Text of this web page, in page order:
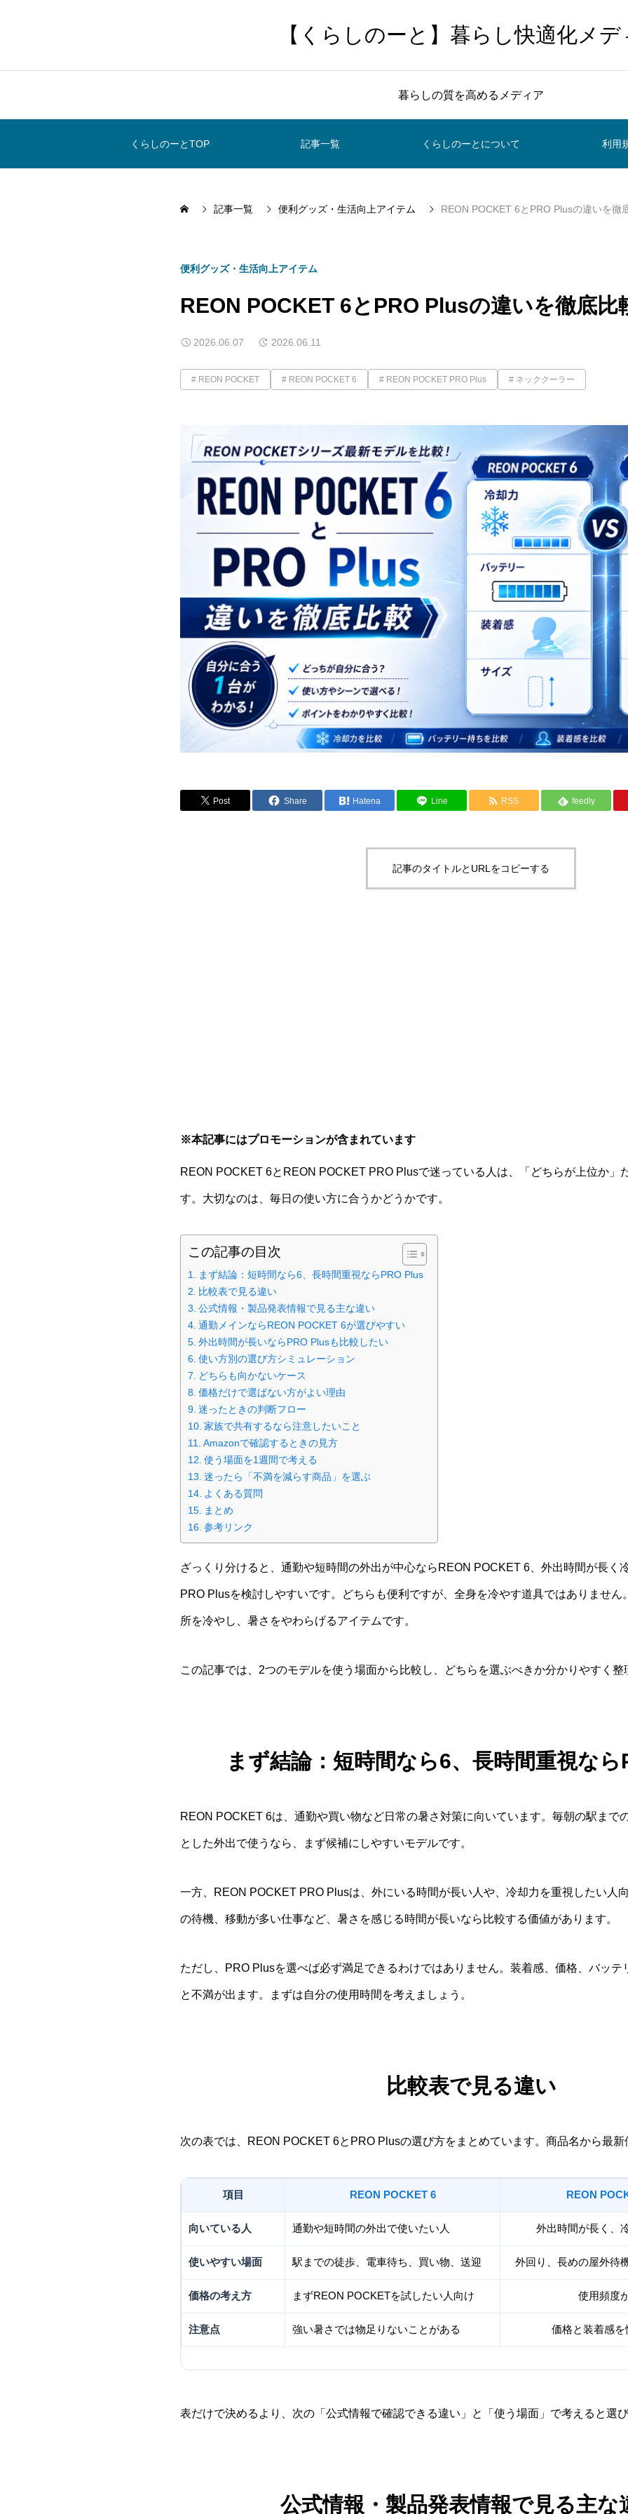
【くらしのーと】暮らし快適化メデ
暮らしの質を高めるメディア
くらしのーとTOP 記事一覧 くらしのーとについて 利用
記事一覧 便利グッズ・生活向上アイテム REON POCKET 6とPRO Plusの違いを徹
便利グッズ・生活向上アイテム
REON POCKET 6とPRO Plusの違いを徹底比
2026.06.07 2026.06.11
REON POCKET REON POCKET 6 REON POCKET PRO Plus ネッククーラー
Post Share Hatena Line RSS feedly
記事のタイトルとURLをコピーする
※本記事にはプロモーションが含まれています
REON POCKET 6とREON POCKET PRO Plusで迷っている人は、「どちらが上位か」
す。大切なのは、毎日の使い方に合うかどうかです。
この記事の目次
まず結論：短時間なら6、長時間重視ならPRO Plus
比較表で見る違い
公式情報・製品発表情報で見る主な違い
通勤メインならREON POCKET 6が選びやすい
外出時間が長いならPRO Plusも比較したい
使い方別の選び方シミュレーション
どちらも向かないケース
価格だけで選ばない方がよい理由
迷ったときの判断フロー
家族で共有するなら注意したいこと
Amazonで確認するときの見方
使う場面を1週間で考える
迷ったら「不満を減らす商品」を選ぶ
よくある質問
まとめ
参考リンク
ざっくり分けると、通勤や短時間の外出が中心ならREON POCKET 6、外出時間が長く
PRO Plusを検討しやすいです。どちらも便利ですが、全身を冷やす道具ではありません
所を冷やし、暑さをやわらげるアイテムです。
この記事では、2つのモデルを使う場面から比較し、どちらを選ぶべきか分かりやすく整
まず結論：短時間なら6、長時間重視な
REON POCKET 6は、通勤や買い物など日常の暑さ対策に向いています。毎朝の駅まで
とした外出で使うなら、まず候補にしやすいモデルです。
一方、REON POCKET PRO Plusは、外にいる時間が長い人や、冷却力を重視したい人
の待機、移動が多い仕事など、暑さを感じる時間が長いなら比較する価値があります。
ただし、PRO Plusを選べば必ず満足できるわけではありません。装着感、価格、バッテ
と不満が出ます。まずは自分の使用時間を考えましょう。
比較表で見る違い
次の表では、REON POCKET 6とPRO Plusの選び方をまとめています。商品名から最新
項目 REON POCKET 6 REON
向いている人 通勤や短時間の外出で使いたい人 外出時間が長く、
使いやすい場面 駅までの徒歩、電車待ち、買い物、送迎 外回り、長めの屋外待
価格の考え方 まずREON POCKETを試したい人向け 使用頻度
注意点 強い暑さでは物足りないことがある 価格と装着感
表だけで決めるより、次の「公式情報で確認できる違い」と「使う場面」で考えると選び
公式情報・製品発表情報で見る主な